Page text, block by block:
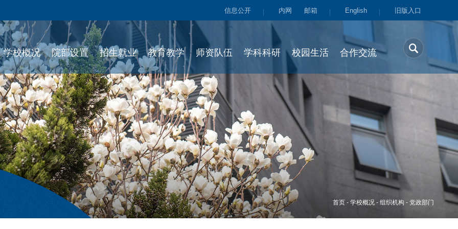
信息公开 内网 邮箱 English 旧版入口
学校概况 院部设置 招生就业 教育教学 师资队伍 学科科研 校园生活 合作交流
首页 - 学校概况 - 组织机构 - 党政部门